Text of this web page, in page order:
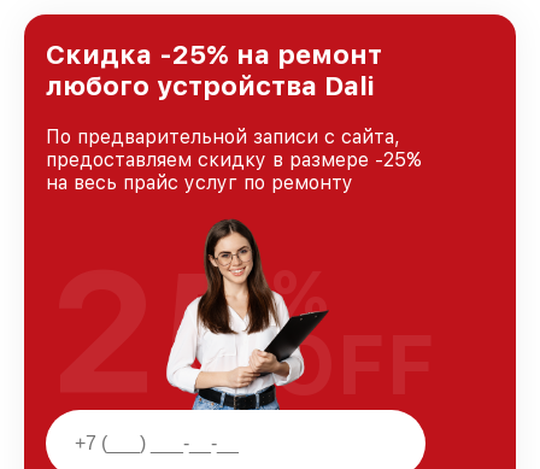
Скидка -25% на ремонт
любого устройства Dali
По предварительной записи с сайта,
предоставляем скидку в размере -25%
на весь прайс услуг по ремонту
25%
OFF